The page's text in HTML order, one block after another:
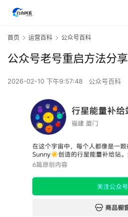
首页 运营百科 公众号百科
公众号老号重启方法分享
2026-02-10 下午9:57:48 公众号百科